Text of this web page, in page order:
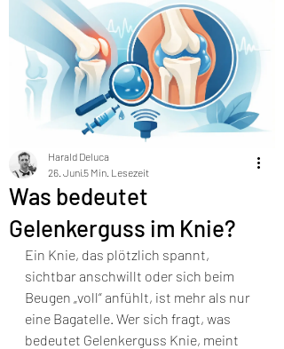
Was bedeutet
Gelenkerguss im Knie?
Harald Deluca
26. Juni5 Min. Lesezeit
Ein Knie, das plötzlich spannt,
sichtbar anschwillt oder sich beim
Beugen „voll“ anfühlt, ist mehr als nur
eine Bagatelle. Wer sich fragt, was
bedeutet Gelenkerguss Knie, meint